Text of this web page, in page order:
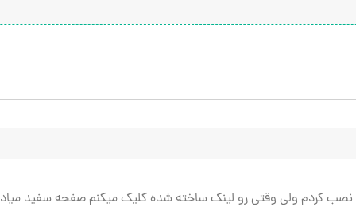
کردم ولی وقتی رو لینک ساخته شده کلیک میکنم صفحه سفید میاد